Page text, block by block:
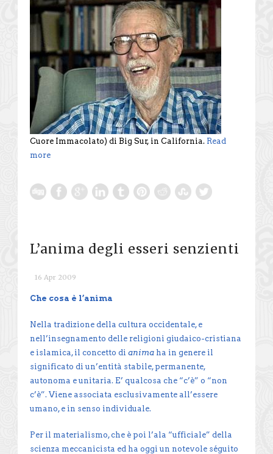
Cuore Immacolato) di Big Sur, in California. Read
more
L’anima degli esseri senzienti
16 Apr 2009
Che cosa è l’anima
Nella tradizione della cultura occidentale, e
nell’insegnamento delle religioni giudaico-cristiana
e islamica, il concetto di anima ha in genere il
significato di un’entità stabile, permanente,
autonoma e unitaria. E’ qualcosa che “c’è” o “non
c’è”. Viene associata esclusivamente all’essere
umano, e in senso individuale.
Per il materialismo, che è poi l’ala “ufficiale” della
scienza meccanicista ed ha oggi un notevole séguito